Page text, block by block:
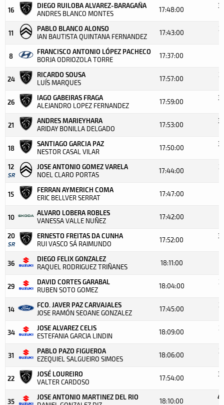
16
DIEGO RUILOBA ALVAREZ-BARAGAÑA
ANDRES BLANCO MONTES 17:48:00
11
PABLO BLANCO ALONSO
IAN BAUTISTA QUINTANA FERNANDEZ 17:43:00
8
FRANCISCO ANTONIO LÓPEZ PACHECO
BORJA ODRIOZOLA TORRE 17:37:00
24
RICARDO SOUSA
LUÍS MARQUES 17:57:00
26
IAGO GABEIRAS FRAGA
ALEJANDRO LOPEZ FERNANDEZ 17:59:00
21
ANDRES MARIEYHARA
ARIDAY BONILLA DELGADO 17:53:00
18
SANTIAGO GARCIA PAZ
NESTOR CASAL VILAR 17:50:00
12
SR
JOSE ANTONIO GOMEZ VARELA
NOEL CLARO PORTAS 17:44:00
15
FERRAN AYMERICH COMA
ERIC BELLVER SERRAT 17:47:00
10
ALVARO LOBERA ROBLES
VANESSA VALLE NUÑEZ 17:42:00
20
SR
ERNESTO FREITAS DA CUNHA
RUI VASCO SÁ RAIMUNDO 17:52:00
36
DIEGO FELIX GONZALEZ
RAQUEL RODRIGUEZ TRIÑANES 18:11:00
29
DAVID CORTES GARABAL
RUBEN SOTO GOMEZ 18:04:00
14
FCO. JAVER PAZ CARVAJALES
JOSE RAMÓN SEOANE GONZALEZ 17:45:00
34
JOSE ALVAREZ CELIS
ESTEFANIA GARCIA LINDIN 18:09:00
31
PABLO PAZO FIGUEROA
EZEQUIEL SALGUEIRO SIMOES 18:06:00
22
JOSÉ LOUREIRO
VALTER CARDOSO 17:54:00
35
JOSE ANTONIO MARTINEZ DEL RIO
18:10:00